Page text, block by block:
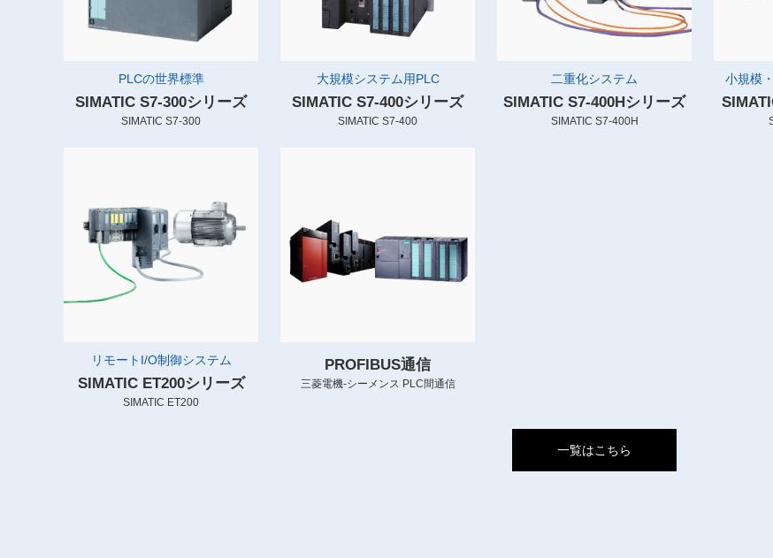
PLCの世界標準
SIMATIC S7-300シリーズ
SIMATIC S7-300
大規模システム用PLC
SIMATIC S7-400シリーズ
SIMATIC S7-400
二重化システム
SIMATIC S7-400Hシリーズ
SIMATIC S7-400H
小規模
リモートI/O制御システム
SIMATIC ET200シリーズ
SIMATIC ET200
PROFIBUS通信
三菱電機-シーメンス PLC間通信
一覧はこちら